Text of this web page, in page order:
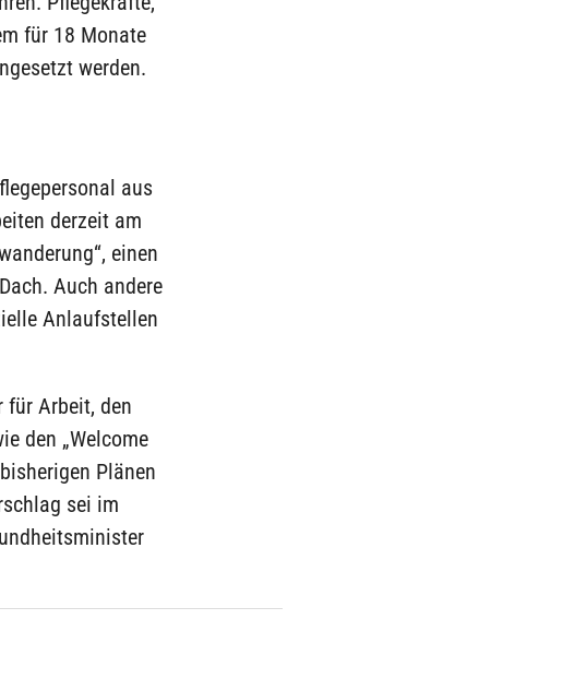
für 18 Monate
werden.
aus
derzeit am
einen
Auch andere
Anlaufstellen
für Arbeit, den
den „Welcome
Plänen
sei im